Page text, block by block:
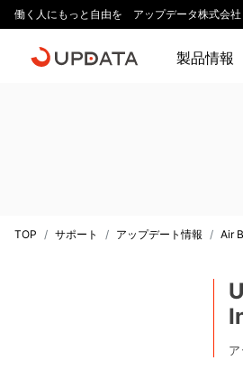
働く人にもっと自由を アップデータ株式会社
製品情報
TOP サポート アップデート情報 Air